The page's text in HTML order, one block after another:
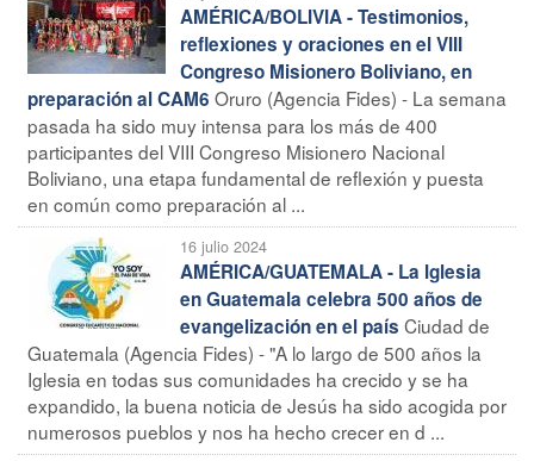
AMÉRICA/BOLIVIA - Testimonios,
reflexiones y oraciones en el VIII
Congreso Misionero Boliviano, en
preparación al CAM6 Oruro (Agencia Fides) - La semana
pasada ha sido muy intensa para los más de 400
participantes del VIII Congreso Misionero Nacional
Boliviano, una etapa fundamental de reflexión y puesta
en común como preparación al ...
16 julio 2024
AMÉRICA/GUATEMALA - La Iglesia
en Guatemala celebra 500 años de
evangelización en el país Ciudad de
Guatemala (Agencia Fides) - "A lo largo de 500 años la
Iglesia en todas sus comunidades ha crecido y se ha
expandido, la buena noticia de Jesús ha sido acogida por
numerosos pueblos y nos ha hecho crecer en d ...